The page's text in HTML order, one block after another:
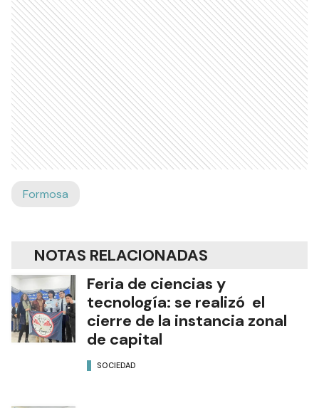
Formosa
NOTAS RELACIONADAS
Feria de ciencias y
tecnología: se realizó el
cierre de la instancia zonal
de capital
SOCIEDAD